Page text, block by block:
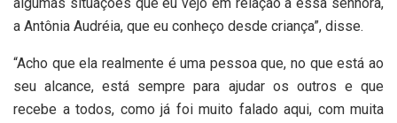
a Antônia Audréia, que eu conheço desde criança”, disse.
“Acho que ela realmente é uma pessoa que, no que está ao
seu alcance, está sempre para ajudar os outros e que
recebe a todos, como já foi muito falado aqui, com muita